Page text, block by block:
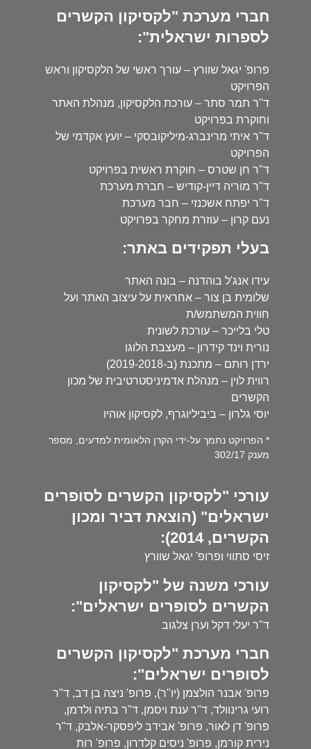
חברי מערכת "לקסיקון הקשרים
לספרות ישראלית":
פרופ' יגאל שוורץ – עורך ראשי של הלקסיקון וראש
הפרויקט
ד"ר תמר סתר – עורכת הלקסיקון, מנהלת האתר
וחוקרת בפרויקט
ד"ר איתי מרינברג-מיליקובסקי – יועץ אקדמי של
הפרויקט
ד"ר חן שטרס – חוקרת ראשית בפרויקט
ד"ר מוריה דיין-קודיש – חברת מערכת
ד"ר יפתח אשכנזי – חבר מערכת
נעם קרון – עוזרת מחקר בפרויקט
בעלי תפקידים באתר:
עידו אנג'ל בוהדנה – בונה האתר
שלומית בן צור – אחראית על עיצוב האתר ועל
חווית המשתמש/ת
טלי בלייכר – עורכת לשונית
נורית וינד קידרון – מעצבת הלוגו
ירדן רותם – מתכנת (ב-2019-2018)
רווית לוין – מנהלת אדמיניסטרטיבית של מכון
הקשרים
יוסי גלרון – ביביליוגרף, לקסיקון אוהיו
* הפרויקט נתמך על-ידי הקרן הלאומית למדעים, מספר
מענק 302/17
עורכי "לקסיקון הקשרים לסופרים
ישראלים" (הוצאת דביר ומכון
הקשרים, 2014):
זיסי סתווי ופרופ' יגאל שוורץ
עורכי משנה של "לקסיקון
הקשרים לסופרים ישראלים":
ד"ר יעלי דקל וערן צלגוב
חברי מערכת "לקסיקון הקשרים
לסופרים ישראלים":
פרופ' אבנר הולצמן (יו"ר), פרופ' ניצה בן דב, ד"ר
רועי גרינוולד, ד"ר ענת ויסמן, ד"ר בתיה ולדמן,
פרופ' דן לאור, פרופ' אבידב ליפסקר-אלבק, ד"ר
נירית קורמן, פרופ' ניסים קלדרון, פרופ' רות